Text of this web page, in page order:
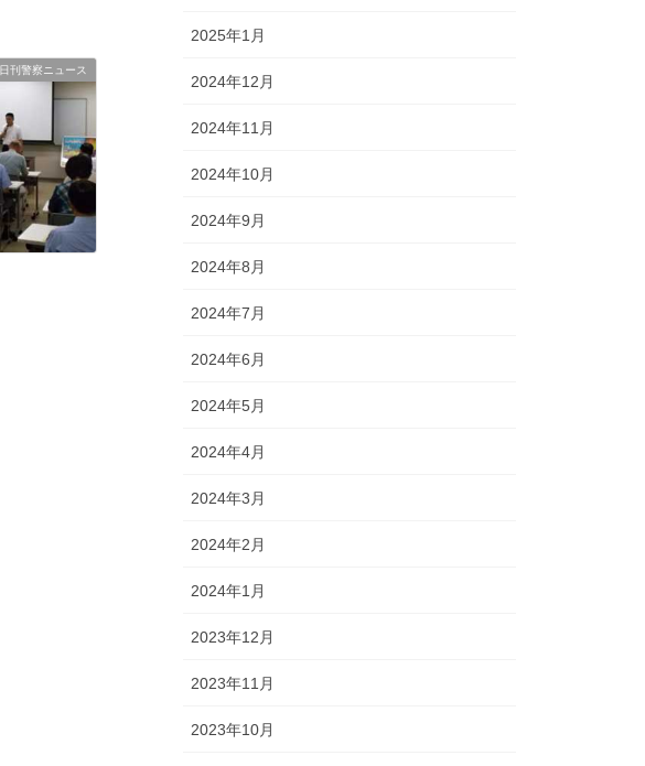
日刊警察ニュース
2025年1月
2024年12月
2024年11月
2024年10月
2024年9月
2024年8月
2024年7月
2024年6月
2024年5月
2024年4月
2024年3月
2024年2月
2024年1月
2023年12月
2023年11月
2023年10月